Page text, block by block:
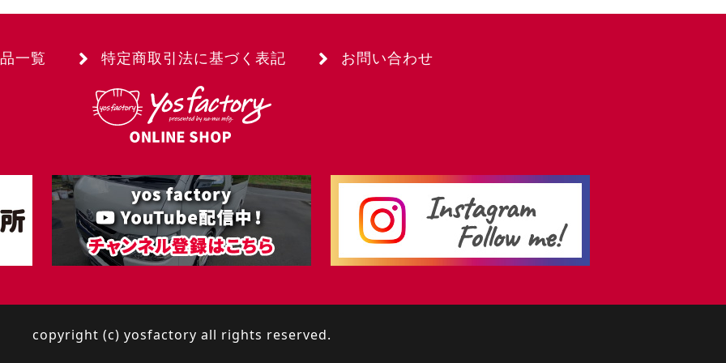
一覧 特定商取引法に基づく表記 お問い合わせ
copyright (c) yosfactory all rights reserved.